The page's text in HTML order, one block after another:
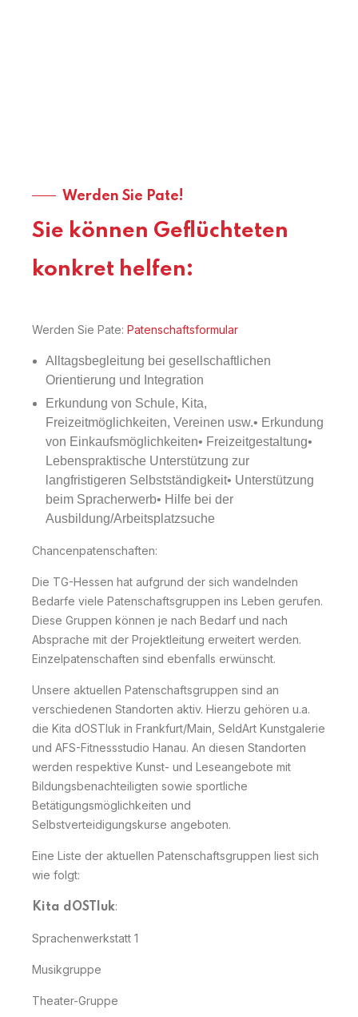
Werden Sie Pate!
Sie können Geflüchteten
konkret helfen:
Werden Sie Pate: Patenschaftsformular
Alltagsbegleitung bei gesellschaftlichen
Orientierung und Integration
Erkundung von Schule, Kita,
Freizeitmöglichkeiten, Vereinen usw.• Erkundung
von Einkaufsmöglichkeiten• Freizeitgestaltung•
Lebenspraktische Unterstützung zur
langfristigeren Selbstständigkeit• Unterstützung
beim Spracherwerb• Hilfe bei der
Ausbildung/Arbeitsplatzsuche
Chancenpatenschaften:
Die TG-Hessen hat aufgrund der sich wandelnden
Bedarfe viele Patenschaftsgruppen ins Leben gerufen.
Diese Gruppen können je nach Bedarf und nach
Absprache mit der Projektleitung erweitert werden.
Einzelpatenschaften sind ebenfalls erwünscht.
Unsere aktuellen Patenschaftsgruppen sind an
verschiedenen Standorten aktiv. Hierzu gehören u.a.
die Kita dOSTluk in Frankfurt/Main, SeldArt Kunstgalerie
und AFS-Fitnessstudio Hanau. An diesen Standorten
werden respektive Kunst- und Leseangebote mit
Bildungsbenachteiligten sowie sportliche
Betätigungsmöglichkeiten und
Selbstverteidigungskurse angeboten.
Eine Liste der aktuellen Patenschaftsgruppen liest sich
wie folgt:
Kita dOSTluk:
Sprachenwerkstatt 1
Musikgruppe
Theater-Gruppe